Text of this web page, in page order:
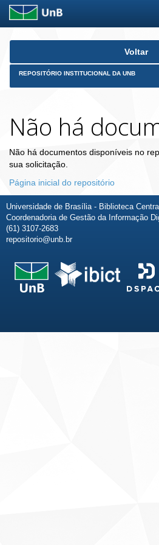
Skip
Voltar
REPOSITÓRIO INSTITUCIONAL DA UNB
Não há
Não há documentos disponíveis no
sua solicitação.
Página inicial do repositório
Universidade de Brasília - Biblioteca
Coordenadoria de Gestão da Informação
(61) 3107-2683
repositorio@unb.br